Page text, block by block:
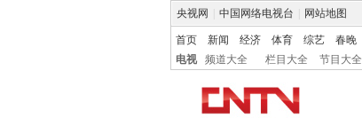
央视网 中国网络电视台 网站地图
首页 新闻 经济 体育 综艺 春晚
电视
频道大全 栏目大全 节目大全